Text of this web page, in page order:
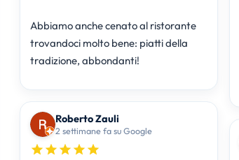
Abbiamo anche cenato al ristorante
trovandoci molto bene: piatti della
tradizione, abbondanti!
Roberto Zauli
2 settimane fa su Google